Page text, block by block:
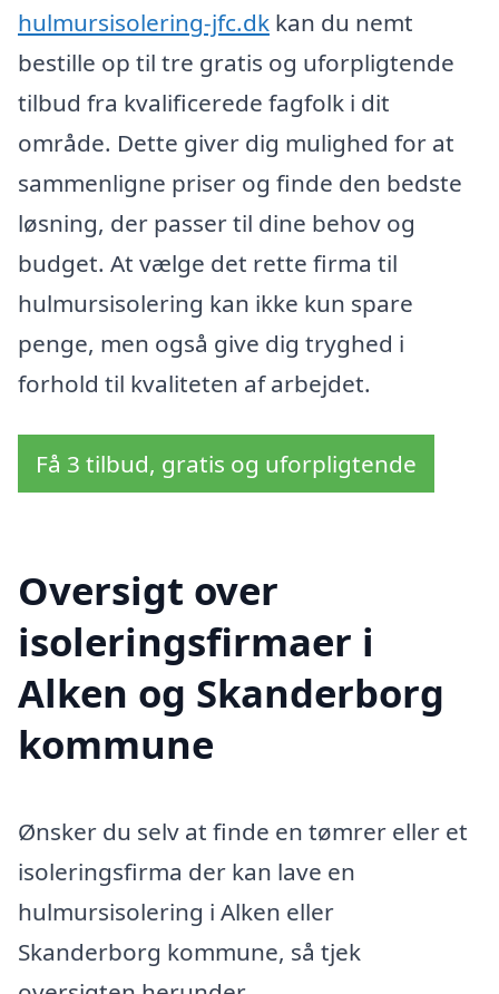
hulmursisolering-jfc.dk kan du nemt
bestille op til tre gratis og uforpligtende
tilbud fra kvalificerede fagfolk i dit
område. Dette giver dig mulighed for at
sammenligne priser og finde den bedste
løsning, der passer til dine behov og
budget. At vælge det rette firma til
hulmursisolering kan ikke kun spare
penge, men også give dig tryghed i
forhold til kvaliteten af arbejdet.
Få 3 tilbud, gratis og uforpligtende
Oversigt over
isoleringsfirmaer i
Alken og Skanderborg
kommune
Ønsker du selv at finde en tømrer eller et
isoleringsfirma der kan lave en
hulmursisolering i Alken eller
Skanderborg kommune, så tjek